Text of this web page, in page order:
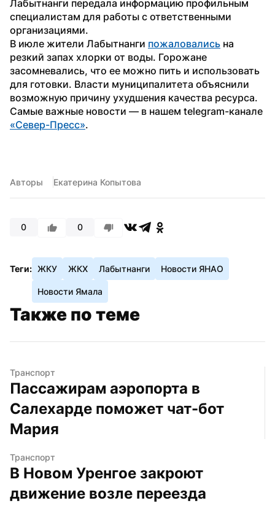
Лабытнанги передала информацию профильным
специалистам для работы с ответственными
организациями.
В июле жители Лабытнанги пожаловались на
резкий запах хлорки от воды. Горожане
засомневались, что ее можно пить и использовать
для готовки. Власти муниципалитета объяснили
возможную причину ухудшения качества ресурса.
«Север-Пресс».
Авторы Екатерина Копытова
0 0
Теги: ЖКУ ЖКХ Лабытнанги Новости ЯНАО
Новости Ямала
Также по теме
Транспорт
Пассажирам аэропорта в
Салехарде поможет чат-бот
Мария
Транспорт
В Новом Уренгое закроют
движение возле переезда